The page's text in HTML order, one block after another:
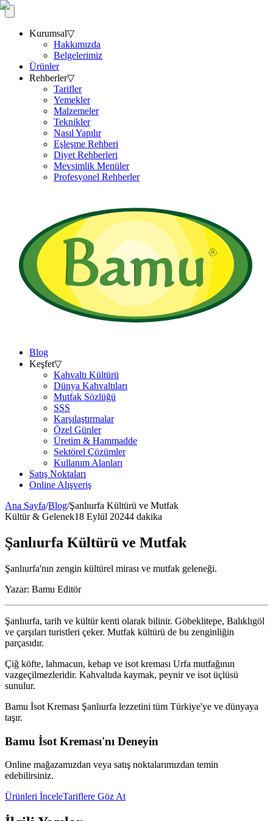
Kurumsal▽
Hakkımızda
Belgelerimiz
Ürünler
Rehberler▽
Tarifler
Yemekler
Malzemeler
Teknikler
Nasıl Yapılır
Eşleşme Rehberi
Diyet Rehberleri
Mevsimlik Menüler
Profesyonel Rehberler
Blog
Keşfet▽
Kahvaltı Kültürü
Dünya Kahvaltıları
Mutfak Sözlüğü
SSS
Karşılaştırmalar
Özel Günler
Üretim & Hammadde
Sektörel Çözümler
Kullanım Alanları
Satış Noktaları
Online Alışveriş
Ana Sayfa/Blog/Şanlıurfa Kültürü ve Mutfak
Kültür & Gelenek18 Eylül 20244 dakika
Şanlıurfa Kültürü ve Mutfak
Şanlıurfa'nın zengin kültürel mirası ve mutfak geleneği.
Yazar: Bamu Editör
Şanlıurfa, tarih ve kültür kenti olarak bilinir. Göbeklitepe, Balıklıgöl
ve çarşıları turistleri çeker. Mutfak kültürü de bu zenginliğin
parçasıdır.
Çiğ köfte, lahmacun, kebap ve isot kreması Urfa mutfağının
vazgeçilmezleridir. Kahvaltıda kaymak, peynir ve isot üçlüsü
sunulur.
Bamu İsot Kreması Şanlıurfa lezzetini tüm Türkiye'ye ve dünyaya
taşır.
Bamu İsot Kreması'nı Deneyin
Online mağazamızdan veya satış noktalarımızdan temin
edebilirsiniz.
Ürünleri İnceleTariflere Göz At